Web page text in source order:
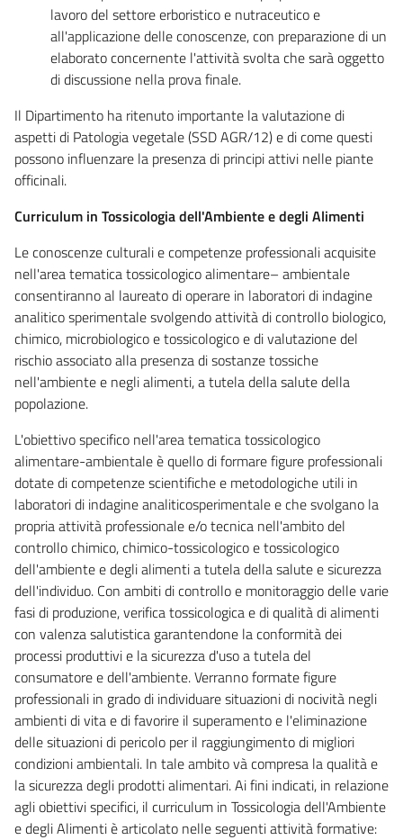
lavoro del settore erboristico e nutraceutico e
all'applicazione delle conoscenze, con preparazione di un
elaborato concernente l'attività svolta che sarà oggetto
di discussione nella prova finale.
Il Dipartimento ha ritenuto importante la valutazione di
aspetti di Patologia vegetale (SSD AGR/12) e di come questi
possono influenzare la presenza di principi attivi nelle piante
officinali.
Curriculum in Tossicologia dell'Ambiente e degli Alimenti
Le conoscenze culturali e competenze professionali acquisite
nell'area tematica tossicologico alimentare– ambientale
consentiranno al laureato di operare in laboratori di indagine
analitico sperimentale svolgendo attività di controllo biologico,
chimico, microbiologico e tossicologico e di valutazione del
rischio associato alla presenza di sostanze tossiche
nell'ambiente e negli alimenti, a tutela della salute della
popolazione.
L'obiettivo specifico nell'area tematica tossicologico
alimentare-ambientale è quello di formare figure professionali
dotate di competenze scientifiche e metodologiche utili in
laboratori di indagine analiticosperimentale e che svolgano la
propria attività professionale e/o tecnica nell'ambito del
controllo chimico, chimico-tossicologico e tossicologico
dell'ambiente e degli alimenti a tutela della salute e sicurezza
dell'individuo. Con ambiti di controllo e monitoraggio delle varie
fasi di produzione, verifica tossicologica e di qualità di alimenti
con valenza salutistica garantendone la conformità dei
processi produttivi e la sicurezza d'uso a tutela del
consumatore e dell'ambiente. Verranno formate figure
professionali in grado di individuare situazioni di nocività negli
ambienti di vita e di favorire il superamento e l'eliminazione
delle situazioni di pericolo per il raggiungimento di migliori
condizioni ambientali. In tale ambito và compresa la qualità e
la sicurezza degli prodotti alimentari. Ai fini indicati, in relazione
agli obiettivi specifici, il curriculum in Tossicologia dell'Ambiente
e degli Alimenti è articolato nelle seguenti attività formative: